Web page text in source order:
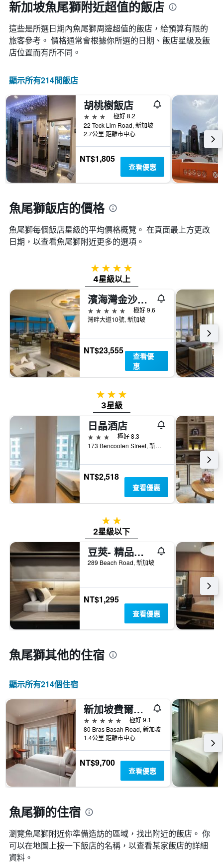
新加坡魚尾獅附近超值的飯店
這些是所選日期內魚尾獅​周邊超值的​飯店，給預算有限的
旅客參考。 價格通常會根據你所選的日期、飯店星級及飯
店位置而有所不同。
顯示所有214間飯店
胡桃樹飯店
3星級
極好 8.2
22 Teck Lim Road, 新加坡
2.7公里 距離市中心
NT$1,805
查看優惠
魚尾獅飯店的價格
魚尾獅​每個飯店星級的平均價格概覽。 在頁面最上方更改
日期，以查看魚尾獅​附近更多的選項。
4星級
4星級以上
濱海灣金沙酒店
5星級
極好 9.6
灣畔大道10號, 新加坡
NT$23,555
查看優
惠
3星級
3星級
日晶酒店
3星級
極好 8.3
173 Bencoolen Street, 新加坡
NT$2,518
查看優惠
2星級
2星級以下
豆莢- 精品膠囊旅館
289 Beach Road, 新加坡
NT$1,295
查看優惠
魚尾獅​其他的住宿
顯示所有214​個住宿
新加坡費爾蒙酒店
5星級
極好 9.1
80 Bras Basah Road, 新加坡
1.4公里 距離市中心
NT$9,700
查看優惠
魚尾獅的住宿
瀏覽魚尾獅​附近你準備造訪的區域，找出附近的飯店。 你
可以在地圖上按一下飯店的名稱，以查看某家飯店的詳細
資料。